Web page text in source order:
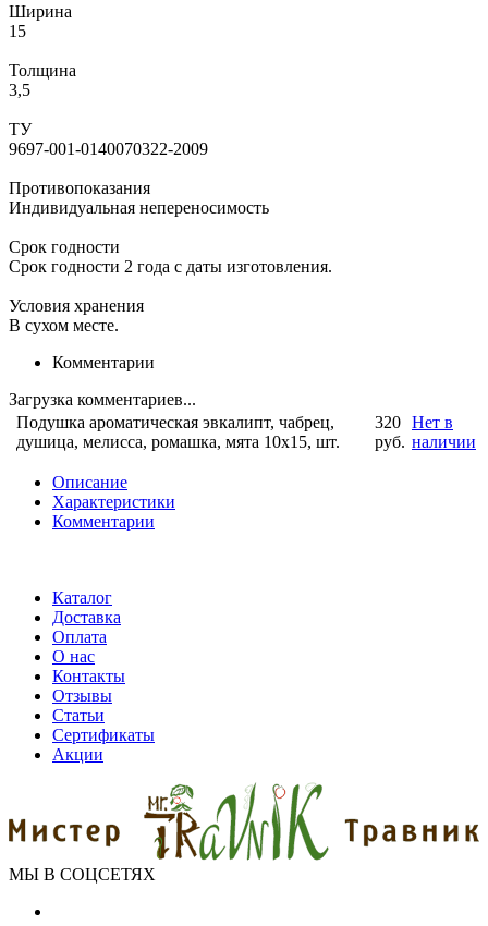
Ширина
15
Толщина
3,5
ТУ
9697-001-0140070322-2009
Противопоказания
Индивидуальная непереносимость
Срок годности
Срок годности 2 года с даты изготовления.
Условия хранения
В сухом месте.
Комментарии
Загрузка комментариев...
Подушка ароматическая эвкалипт, чабрец,
душица, мелисса, ромашка, мята 10x15, шт.
320
руб.
Нет в
наличии
Описание
Характеристики
Комментарии
Каталог
Доставка
Оплата
О нас
Контакты
Отзывы
Статьи
Сертификаты
Акции
МЫ В СОЦСЕТЯХ